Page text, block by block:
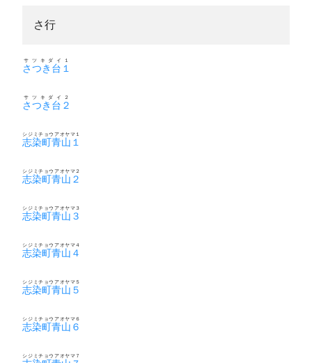
さ行
さつき台１
サツキダイ１
さつき台２
サツキダイ２
志染町青山１
シジミチョウアオヤマ１
志染町青山２
シジミチョウアオヤマ２
志染町青山３
シジミチョウアオヤマ３
志染町青山４
シジミチョウアオヤマ４
志染町青山５
シジミチョウアオヤマ５
志染町青山６
シジミチョウアオヤマ６
シジミチョウアオヤマ７